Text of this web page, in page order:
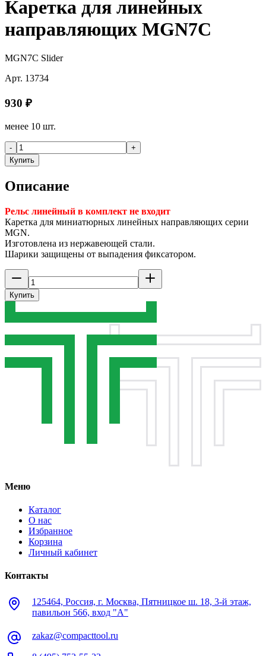
Каретка для линейных
направляющих MGN7C
MGN7C Slider
Арт. 13734
930 ₽
менее 10 шт.
-
+
Купить
Описание
Рельс линейный в комплект не входит
Каретка для миниатюрных линейных направляющих серии
MGN.
Изготовлена из нержавеющей стали.
Шарики защищены от выпадения фиксатором.
Купить
Меню
Каталог
О нас
Избранное
Корзина
Личный кабинет
Контакты
125464, Россия, г. Москва, Пятницкое ш. 18, 3-й этаж,
павильон 566, вход "А"
zakaz@compacttool.ru